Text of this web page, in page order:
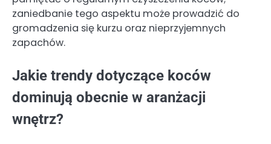
zaniedbanie tego aspektu może prowadzić do
gromadzenia się kurzu oraz nieprzyjemnych
zapachów.
Jakie trendy dotyczące koców
dominują obecnie w aranżacji
wnętrz?